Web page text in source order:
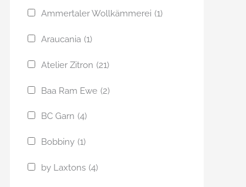
Ammertaler Wollkämmerei (1)
Araucania (1)
Atelier Zitron (21)
Baa Ram Ewe (2)
BC Garn (4)
Bobbiny (1)
by Laxtons (4)